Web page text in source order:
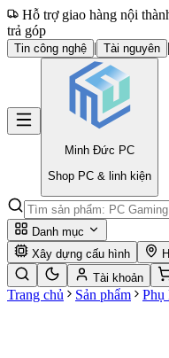
Hỗ trợ giao hàng nội
trả góp
Tin công nghệ | Tài nguyên |
Minh Đức PC
Shop PC & linh kiện
Danh mục
Xây dựng cấu hình
Tài khoản
Trang chủ Sản phẩm Phụ